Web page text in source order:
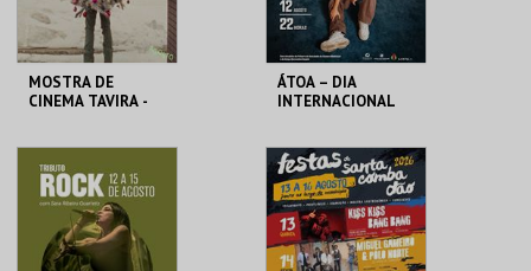
MOSTRA DE
CINEMA TAVIRA -
CLAUSTROS
CONVENTO CARMO
MAIS INFO
ÁTOA – DIA
INTERNACIONAL
PÓVOA ARENA.
MAIS INFO